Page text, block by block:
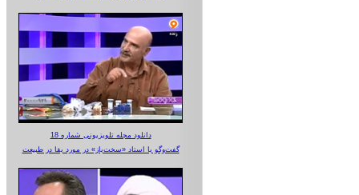
دانلود مجله تلویزیونی شماره 18
گفت‌وگو با استاد «سخت‌باز» در مورد بقا در طبیعت